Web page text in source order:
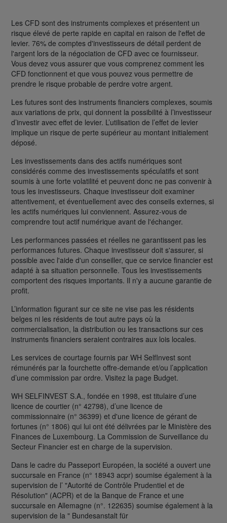
Les CFD sont des instruments complexes et présentent un
risque élevé de perte rapide en capital en raison de l'effet de
levier. 76% de comptes d'investisseurs de détail perdent de
l'argent lors de la négociation de CFD avec ce fournisseur.
Vous devez vous assurer que vous comprenez comment les
CFD fonctionnent et que vous pouvez vous permettre de
prendre le risque probable de perdre votre argent.
Les futures sont des instruments financiers complexes, soumis
aux variations de prix, qui donnent la possibilité à l’investisseur
d’investir avec effet de levier. L’utilisation de l’effet de levier
implique un risque de perte supérieur au montant initialement
déposé.
Les investissements dans des actifs numériques sont
considérés comme des investissements spéculatifs et sont
soumis à une forte volatilité et peuvent donc ne pas convenir à
tous les investisseurs. Chaque investisseur doit examiner
attentivement, et éventuellement avec des conseils externes, si
les actifs numériques lui conviennent. Assurez-vous de
comprendre tout actif numérique avant de l'échanger.
Les performances passées et réelles ne garantissent pas les
performances futures. Chaque investisseur doit s'assurer, si
possible avec l'aide d'un conseiller, que ce service financier est
adapté à sa situation personnelle. Tous les investissements
comportent des risques importants. Il n'y a aucune garantie de
profit.
L’information figurant sur ce site ne vise pas les résidents
belges ni les résidents de tout autre pays où la
commercialisation, la distribution ou les transactions sur ces
instruments financiers seraient contraires aux lois locales.
Les services de courtage fournis par WH SelfInvest sont
rémunérés par la fourchette offre-demande et/ou l’application
d’une commission par ordre. Visitez la page Budget.
WH SELFINVEST S.A., fondée en 1998, est titulaire d’une
licence de courtier (n° 42798), d’une licence de
commissionnaire (n° 36399) et d'une licence de gérant de
fortunes (n° 1806) qui lui ont été délivrées par le Ministère des
Finances de Luxembourg. La Commission de Surveillance du
Secteur Financier est en charge de la supervision.
Dans le cadre du Passeport Européen, la société a ouvert une
succursale en France (n° 18943 acpr) soumise également à la
supervision de l’ "Autorité de Contrôle Prudentiel et de
Résolution" (ACPR) et de la Banque de France et une
succursale en Allemagne (n°. 122635) soumise également à la
supervision de la " Bundesanstalt für